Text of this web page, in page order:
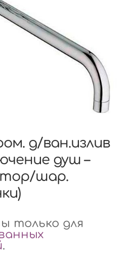
д/ван.излив
душ –
шар.
только для
.